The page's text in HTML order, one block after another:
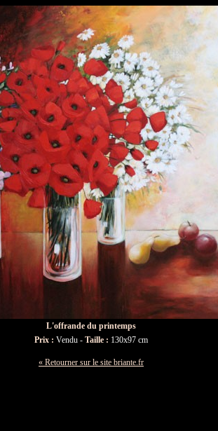
L'offrande du printemps
Prix : Vendu - Taille : 130x97 cm
« Retourner sur le site briante.fr